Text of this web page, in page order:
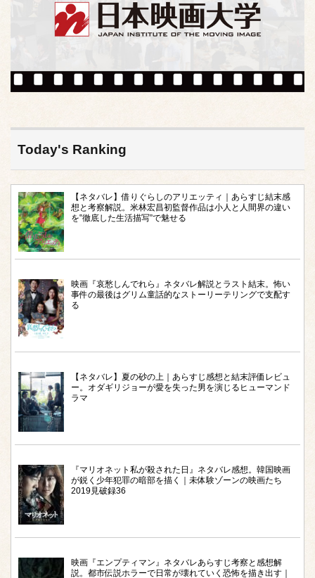
Today's Ranking
【ネタバレ】借りぐらしのアリエッティ｜あらすじ結末感
想と考察解説。米林宏昌初監督作品は小人と人間界の違い
を‟徹底した生活描写”で魅せる
映画『哀愁しんでれら』ネタバレ解説とラスト結末。怖い
事件の最後はグリム童話的なストーリーテリングで支配す
る
【ネタバレ】夏の砂の上｜あらすじ感想と結末評価レビュ
ー。オダギリジョーが愛を失った男を演じるヒューマンド
ラマ
『マリオネット私が殺された日』ネタバレ感想。韓国映画
が鋭く少年犯罪の暗部を描く｜未体験ゾーンの映画たち
2019見破録36
映画『エンプティマン』ネタバレあらすじ考察と感想解
説。都市伝説ホラーで日常が壊れていく恐怖を描き出す｜